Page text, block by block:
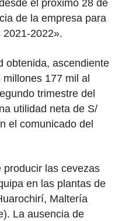
el próximo 28 de
de la empresa para
2021-2022».
obtenida, ascendiente
177 mil al
trimestre del
utilidad neta de S/
el comunicado del
producir las cevezas
en las plantas de
Maltería
La ausencia de